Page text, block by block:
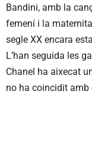
Bandini, amb la
femení i la
segle XX encara
L’han seguida les
Chanel ha aixecat
no ha coincidit amb